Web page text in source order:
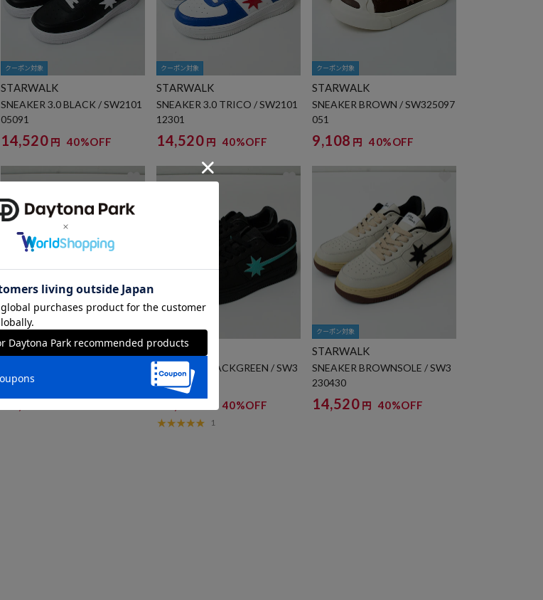
クーポン対象
STARWALK
SNEAKER 3.0 BLACK / SW2101
05091
14,520 円 40%OFF
クーポン対象
STARWALK
SNEAKER 3.0 TRICO / SW2101
12301
14,520 円 40%OFF
クーポン対象
STARWALK
SNEAKER BROWN / SW325097
051
9,108 円 40%OFF
クーポン対象
STARWALK
250940
14,520
クーポン対象
STARWALK
SNEAKER BLACKGREEN / SW3
250930
14,520 40%OFF
1
クーポン対象
STARWALK
SNEAKER BROWNSOLE / SW3
230430
14,520 円 40%OFF